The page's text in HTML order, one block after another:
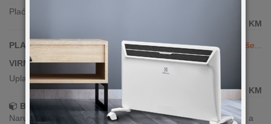
Plaćanje karticama(sve banke)
KM
PLAĆANJE KARTICAMA DO 24 RATE
Vidi više...
VIRMANSKO PLAĆANJE
Uplata po predračunu putem banke
299,00
KM
Brza dostava!
Narudžbe zaprimljene radnim danima do 13h šaljemo isti dan, a